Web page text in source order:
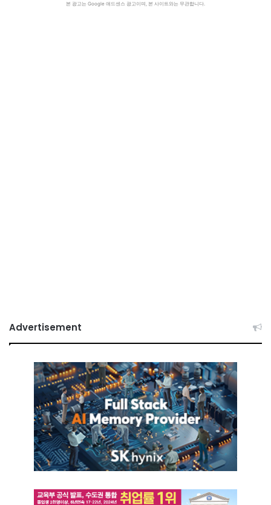
본 광고는 Google 애드센스 광고이며, 본 사이트와는 무관합니다.
Advertisement